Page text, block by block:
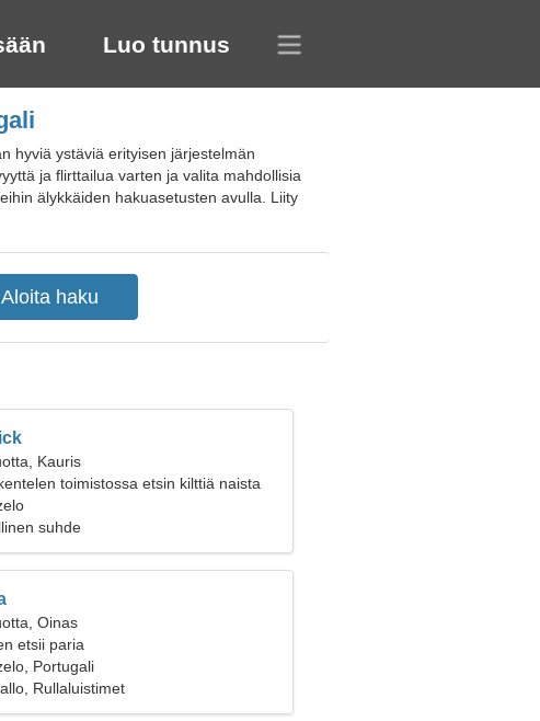
Luo tunnus
hyviä ystäviä erityisen järjestelmän
ja flirttailua varten ja valita mahdollisia
älykkäiden hakuasetusten avulla. Liity
Kauris
toimistossa etsin kilttiä naista
suhde
Oinas
etsii paria
Portugali
Rullaluistimet